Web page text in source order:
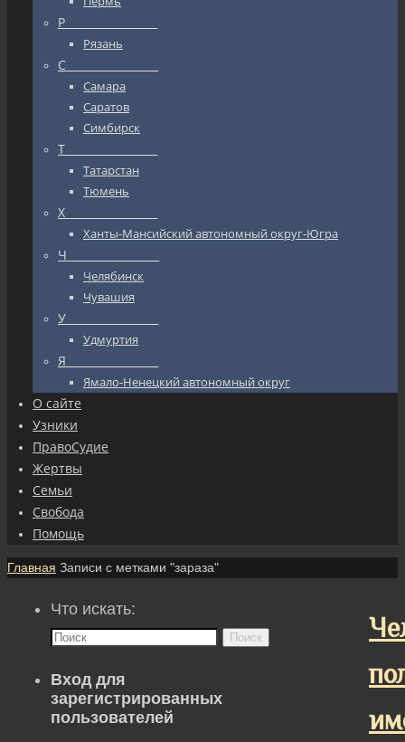
Р_________________
Рязань
С_________________
Самара
Саратов
Симбирск
Т_________________
Татарстан
Тюмень
Х_________________
Ханты-Мансийский автономный округ-Югра
Ч_________________
Челябинск
Чувашия
У_________________
Удмуртия
Я_________________
Ямало-Ненецкий автономный округ
О сайте
Узники
ПравоСудие
Жертвы
Семьи
Свобода
Помощь
Главная Записи с метками "зараза"
Что искать:
Поиск
Вход для
зарегистрированных
пользователей